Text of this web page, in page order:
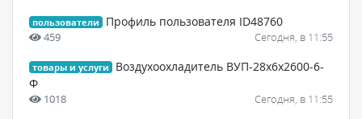
пользователи Профиль пользователя ID48760
459 Сегодня, в 11:55
товары и услуги
Воздухоохладитель ВУП-28х6х2600-6-
Ф
1018 Сегодня, в 11:55